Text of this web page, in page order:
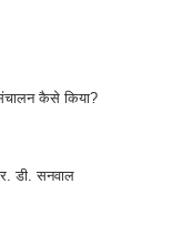
कैसे किया?
डी. सनवाल